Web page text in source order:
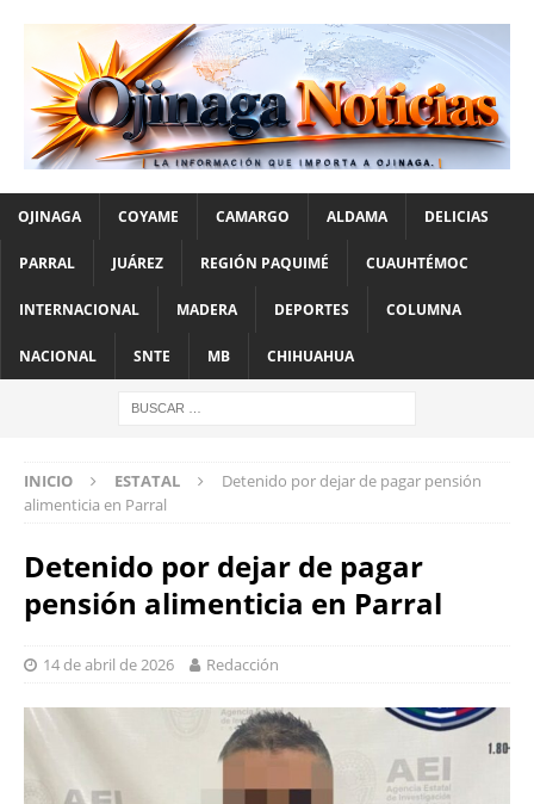
OJINAGA COYAME CAMARGO ALDAMA DELICIAS
PARRAL JUÁREZ REGIÓN PAQUIMÉ CUAUHTÉMOC
INTERNACIONAL MADERA DEPORTES COLUMNA
NACIONAL SNTE MB CHIHUAHUA
INICIO ESTATAL
Detenido por dejar de pagar pensión
alimenticia en Parral
Detenido por dejar de pagar
pensión alimenticia en Parral
14 de abril de 2026 Redacción